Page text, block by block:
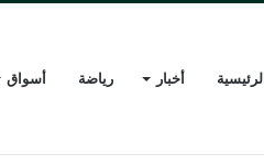
الرئيسية أخبار رياضة أسواق